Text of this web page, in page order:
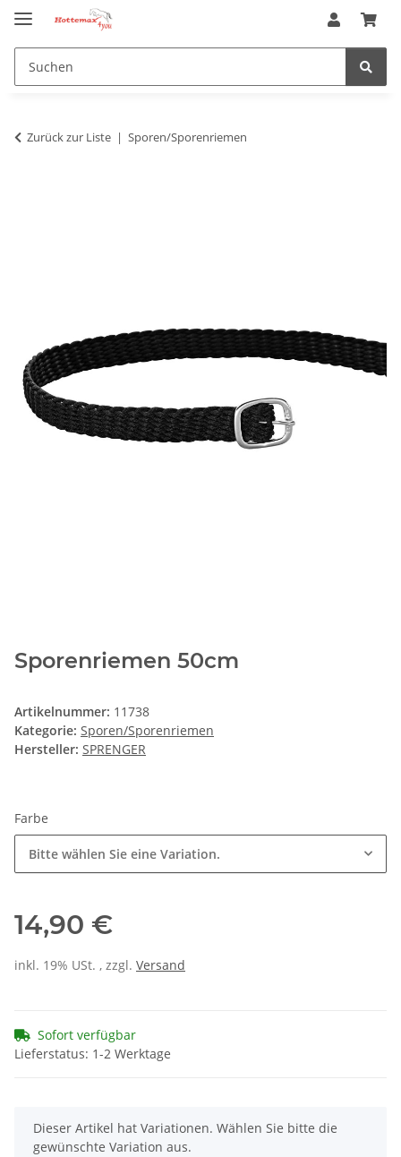
Zurück zur Liste Sporen/Sporenriemen
Sporenriemen 50cm
Artikelnummer: 11738
Kategorie: Sporen/Sporenriemen
Hersteller: SPRENGER
Farbe
Bitte wählen Sie eine Variation.
14,90 €
inkl. 19% USt. , zzgl. Versand
Sofort verfügbar
Lieferstatus: 1-2 Werktage
x
Dieser Artikel hat Variationen. Wählen Sie bitte die
gewünschte Variation aus.